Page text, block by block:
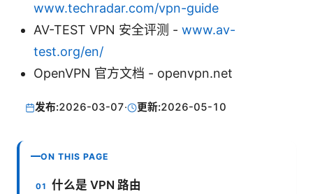
www.techradar.com/vpn-guide
AV-TEST VPN 安全评测 - www.av-
test.org/en/
OpenVPN 官方文档 - openvpn.net
发布:2026-03-07· 更新:2026-05-10
ON THIS PAGE
什么是 VPN 路由